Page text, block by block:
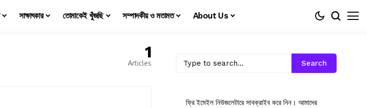
সাক্ষাৎকার তোমাকেই খুঁজছি সম্পাদকীয় ও মতামত About Us
1
Articles Search
ফ্রি ইমেইল নিউজলেটারে সাবক্রাইব করে নিন। আমাদের